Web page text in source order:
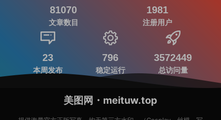
81070
文章数目
1981
注册用户
23
本周发布
796
稳定运行
3572449
总访问量
美图网・meituw.top